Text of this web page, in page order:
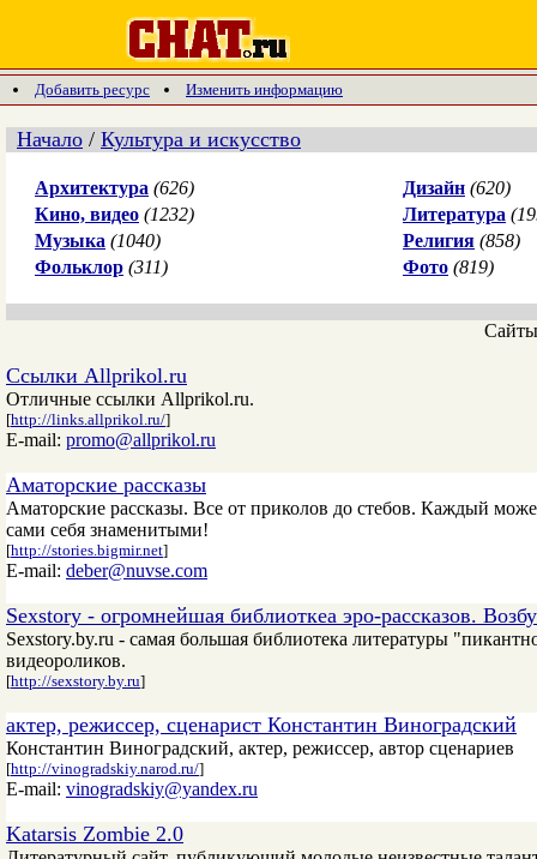
Добавить ресурс Изменить информацию
Начало / Культура и искусство
Архитектура (626) Дизайн (620)
Кино, видео (1232) Литература
Музыка (1040) Религия (858)
Фольклор (311) Фото (819)
Ссылки Allprikol.ru
Отличные ссылки Allprikol.ru.
[http://links.allprikol.ru/]
E-mail: promo@allprikol.ru
Аматорские рассказы
Аматорские рассказы. Все от приколов до стебов. Каждый
сами себя знаменитыми!
[http://stories.bigmir.net]
E-mail: deber@nuvse.com
Sexstory - огромнейшая библиоткеа эро-рассказов.
Sexstory.by.ru - самая большая библиотека литературы
видеороликов.
[http://sexstory.by.ru]
актер, режиссер, сценарист Константин Виноградский
Константин Виноградский, актер, режиссер, автор сценариев
[http://vinogradskiy.narod.ru/]
E-mail: vinogradskiy@yandex.ru
Katarsis Zombie 2.0